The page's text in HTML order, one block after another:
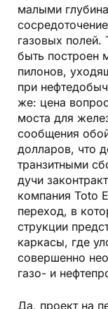
малыми
газовых полей.
быть построен
пилонов,
при
же: цена
моста для
сообщения
долларов, что
транзитными
дучи
компания Toto
переход, в
струкции
каркасы, где
совершенно
газо- и
Да, проект на